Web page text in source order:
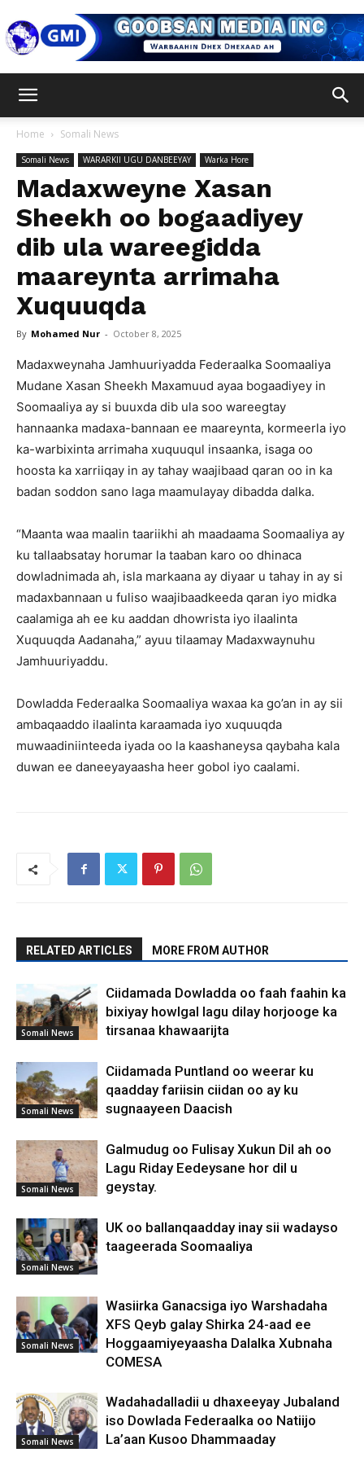
Media
Inc
Home Somali News
Somali News WARARKII UGU DANBEEYAY Warka Hore
Madaxweyne Xasan
Sheekh oo bogaadiyey
dib ula wareegidda
maareynta arrimaha
Xuquuqda
By Mohamed Nur - October 8, 2025
Madaxweynaha Jamhuuriyadda Federaalka Soomaaliya
Mudane Xasan Sheekh Maxamuud ayaa bogaadiyey in
Soomaaliya ay si buuxda dib ula soo wareegtay
hannaanka madaxa-bannaan ee maareynta, kormeerla iyo
ka-warbixinta arrimaha xuquuqul insaanka, isaga oo
hoosta ka xarriiqay in ay tahay waajibaad qaran oo in ka
badan soddon sano laga maamulayay dibadda dalka.
“Maanta waa maalin taariikhi ah maadaama Soomaaliya ay
ku tallaabsatay horumar la taaban karo oo dhinaca
dowladnimada ah, isla markaana ay diyaar u tahay in ay si
madaxbannaan u fuliso waajibaadkeeda qaran iyo midka
caalamiga ah ee ku aaddan dhowrista iyo ilaalinta
Xuquuqda Aadanaha,” ayuu tilaamay Madaxwaynuhu
Jamhuuriyaddu.
Dowladda Federaalka Soomaaliya waxaa ka go’an in ay sii
ambaqaaddo ilaalinta karaamada iyo xuquuqda
muwaadiniinteeda iyada oo la kaashaneysa qaybaha kala
duwan ee daneeyayaasha heer gobol iyo caalami.
RELATED ARTICLES MORE FROM AUTHOR
Somali News
Ciidamada Dowladda oo faah faahin ka
bixiyay howlgal lagu dilay horjooge ka
tirsanaa khawaarijta
Somali News
Ciidamada Puntland oo weerar ku
qaadday fariisin ciidan oo ay ku
sugnaayeen Daacish
Somali News
Galmudug oo Fulisay Xukun Dil ah oo
Lagu Riday Eedeysane hor dil u
geystay.
Somali News
UK oo ballanqaadday inay sii wadayso
taageerada Soomaaliya
Somali News
Wasiirka Ganacsiga iyo Warshadaha
XFS Qeyb galay Shirka 24-aad ee
Hoggaamiyeyaasha Dalalka Xubnaha
COMESA
Somali News
Wadahadalladii u dhaxeeyay Jubaland
iso Dowlada Federaalka oo Natiijo
La’aan Kusoo Dhammaaday